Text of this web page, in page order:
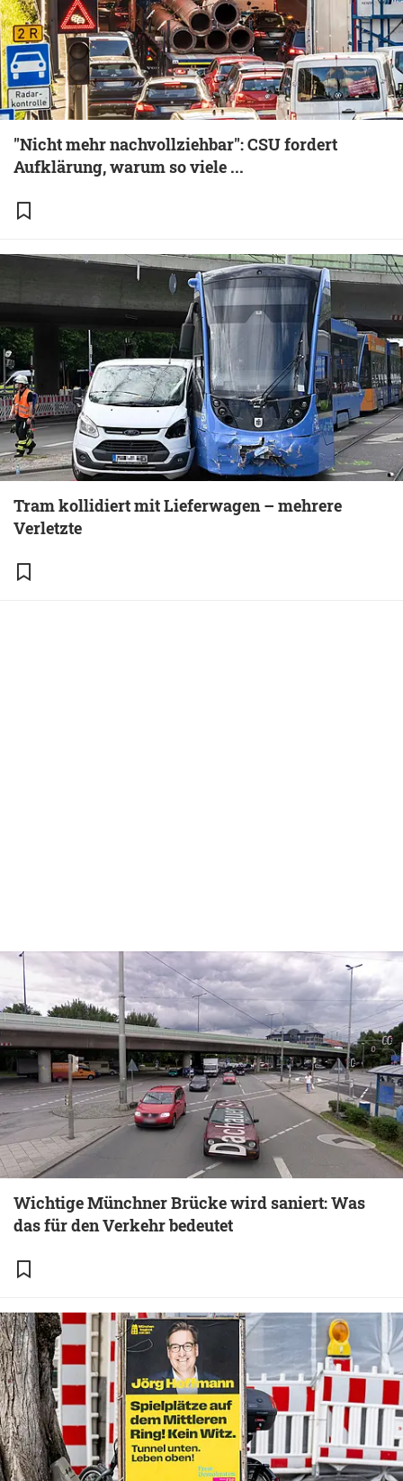
"Nicht mehr nachvollziehbar": CSU fordert
Aufklärung, warum so viele ...
Tram kollidiert mit Lieferwagen – mehrere
Verletzte
Wichtige Münchner Brücke wird saniert: Was
das für den Verkehr bedeutet